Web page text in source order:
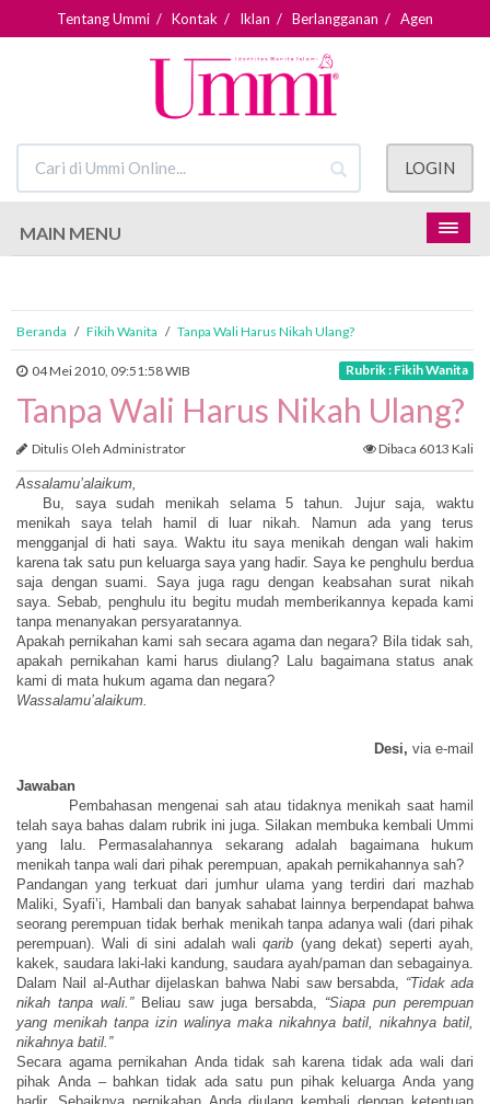
Tentang Ummi / Kontak / Iklan / Berlangganan / Agen
LOGIN
MAIN MENU
Beranda / Fikih Wanita / Tanpa Wali Harus Nikah Ulang?
04 Mei 2010, 09:51:58 WIB Rubrik : Fikih Wanita
Tanpa Wali Harus Nikah Ulang?
Ditulis Oleh Administrator Dibaca 6013 Kali
Assalamu’alaikum,
Bu, saya sudah menikah selama 5 tahun. Jujur saja, waktu
menikah saya telah hamil di luar nikah. Namun ada yang terus
mengganjal di hati saya. Waktu itu saya menikah dengan wali hakim
karena tak satu pun keluarga saya yang hadir. Saya ke penghulu berdua
saja dengan suami. Saya juga ragu dengan keabsahan surat nikah
saya. Sebab, penghulu itu begitu mudah memberikannya kepada kami
tanpa menanyakan persyaratannya.
Apakah pernikahan kami sah secara agama dan negara? Bila tidak sah,
apakah pernikahan kami harus diulang? Lalu bagaimana status anak
kami di mata hukum agama dan negara?
Wassalamu’alaikum.
Desi, via e-mail
Jawaban
Pembahasan mengenai sahatau tidaknyamenikah saat hamil
telah saya bahas dalam rubrik ini juga. Sil akan membuka kembali Ummi
yang lalu. Permasalahannyasekarang adalah bagaimana hukum
menikah tanpa wali dari pihak perempuan, apakah pernikahannya sah?
Pandangan yang terkuat dari jumhur u lama yang terdiri dari mazhab
Maliki, Syafi’i, Hambali dan banyak sahabat lainnya berpendapat bahwa
seorang perempuan tidak berhak menikah tanpa adanya wali (dari pihak
perempuan). Wali di sini adalah waliqarib (yang dekat) seperti ayah,
kakek, saudara laki-laki kandung, saudara ayah/paman dan sebagainya.
Dalam Nail al-Authar dijelaskan bahwa Nabi saw bersabda, “Tidak ada
nikah tanpa wali. ”Beliau saw juga bersabda, “Siapa pun perempuan
yang menikah tanpa izin walinya maka nikahnya batil, nikahnya batil,
nikahnya batil. ”
Secara agama pernikahan Anda tidak sah karena tidak ada wali dari
pihak Anda– bahkantidak ada satu pun pihak keluargaAndayang